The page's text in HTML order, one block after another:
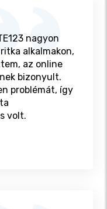
nagyon
alkalmakon,
az online
bizonyult.
problémát, így
volt.